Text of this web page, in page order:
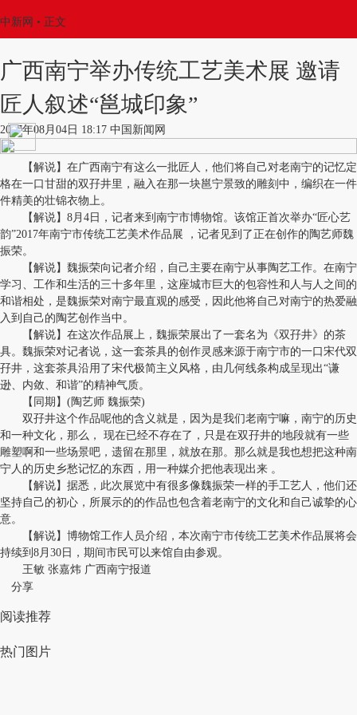
中新网 • 正文
广西南宁举办传统工艺美术展 邀请
匠人叙述“邕城印象”
2017年08月04日 18:17 中国新闻网
【解说】在广西南宁有这么一批匠人，他们将自己对老南宁的记忆定
格在一口甘甜的双孖井里，融入在那一块邕宁景致的雕刻中，编织在一件
件精美的壮锦衣物上。
【解说】8月4日，记者来到南宁市博物馆。该馆正首次举办“匠心艺
韵”2017年南宁市传统工艺美术作品展 ，记者见到了正在创作的陶艺师魏
振荣。
【解说】魏振荣向记者介绍，自己主要在南宁从事陶艺工作。在南宁
学习、工作和生活的三十多年里，这座城市巨大的包容性和人与人之间的
和谐相处，是魏振荣对南宁最直观的感受，因此他将自己对南宁的热爱融
入到自己的陶艺创作当中。
【解说】在这次作品展上，魏振荣展出了一套名为《双孖井》的茶
具。魏振荣对记者说，这一套茶具的创作灵感来源于南宁市的一口宋代双
孖井，这套茶具沿用了宋代极简主义风格，由几何线条构成呈现出“谦
逊、内敛、和谐”的精神气质。
【同期】(陶艺师 魏振荣)
双孖井这个作品呢他的含义就是，因为是我们老南宁嘛，南宁的历史
和一种文化，那么， 现在已经不存在了，只是在双孖井的地段就有一些
雕塑啊和一些场景吧，遗留在那里，就放在那。那么就是我也想把这种南
宁人的历史乡愁记忆的东西，用一种媒介把他表现出来 。
【解说】据悉，此次展览中有很多像魏振荣一样的手工艺人，他们还
坚持自己的初心，所展示的的作品也包含着老南宁的文化和自己诚挚的心
意。
【解说】博物馆工作人员介绍，本次南宁市传统工艺美术作品展将会
持续到8月30日，期间市民可以来馆自由参观。
王敏 张嘉炜 广西南宁报道
分享
阅读推荐
热门图片